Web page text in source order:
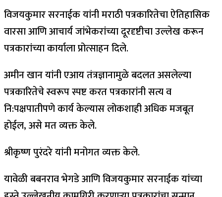
विजयकुमार सरनाईक यांनी मराठी पत्रकारितेचा ऐतिहासिक
वारसा आणि आचार्य जांभेकरांच्या दूरदृष्टीचा उल्लेख करून
पत्रकारांच्या कार्याला प्रोत्साहन दिले.
अमीन खान यांनी एआय तंत्रज्ञानामुळे बदलत असलेल्या
पत्रकारितेचे स्वरूप स्पष्ट करत पत्रकारांनी सत्य व
नि:पक्षपातीपणे कार्य केल्यास लोकशाही अधिक मजबूत
होईल, असे मत व्यक्त केले.
श्रीकृष्ण पुरंदरे यांनी मनोगत व्यक्त केले.
यावेळी बबनराव भेगडे आणि विजयकुमार सरनाईक यांच्या